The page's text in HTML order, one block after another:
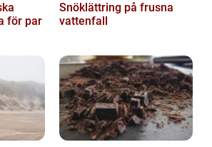
för par
Snöklättring på frusna
vattenfall